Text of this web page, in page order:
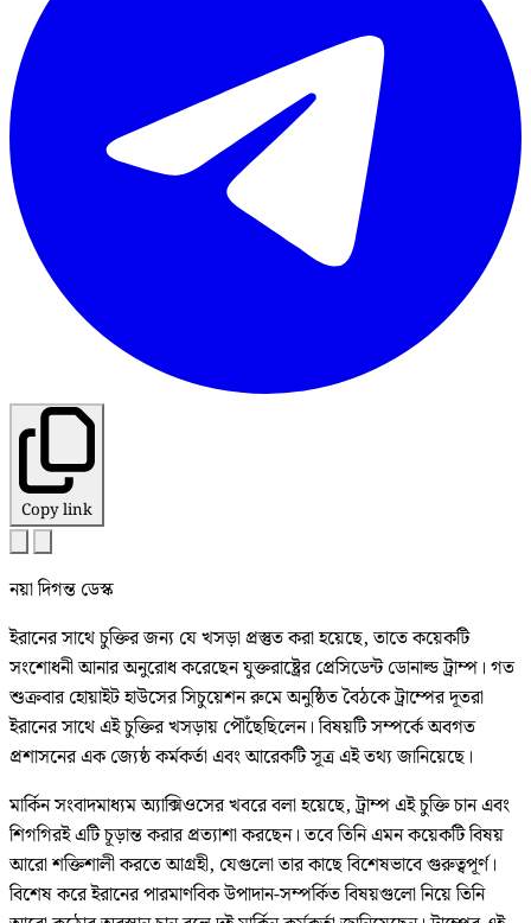
Copy link
নয়া দিগন্ত ডেস্ক
ইরানের সাথে চুক্তির জন্য যে খসড়া প্রস্তুত করা হয়েছে, তাতে কয়েকটি
সংশোধনী আনার অনুরোধ করেছেন যুক্তরাষ্ট্রের প্রেসিডেন্ট ডোনাল্ড ট্রাম্প। গত
শুক্রবার হোয়াইট হাউসের সিচুয়েশন রুমে অনুষ্ঠিত বৈঠকে ট্রাম্পের দূতরা
ইরানের সাথে এই চুক্তির খসড়ায় পৌঁছেছিলেন। বিষয়টি সম্পর্কে অবগত
প্রশাসনের এক জ্যেষ্ঠ কর্মকর্তা এবং আরেকটি সূত্র এই তথ্য জানিয়েছে।
মার্কিন সংবাদমাধ্যম অ্যাক্সিওসের খবরে বলা হয়েছে, ট্রাম্প এই চুক্তি চান এবং
শিগগিরই এটি চূড়ান্ত করার প্রত্যাশা করছেন। তবে তিনি এমন কয়েকটি বিষয়
আরো শক্তিশালী করতে আগ্রহী, যেগুলো তার কাছে বিশেষভাবে গুরুত্বপূর্ণ।
বিশেষ করে ইরানের পারমাণবিক উপাদান-সম্পর্কিত বিষয়গুলো নিয়ে তিনি